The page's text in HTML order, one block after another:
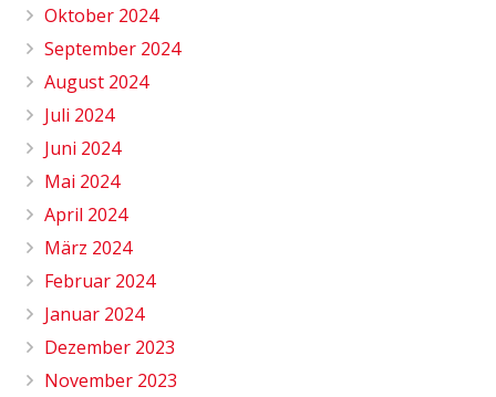
Oktober 2024
September 2024
August 2024
Juli 2024
Juni 2024
Mai 2024
April 2024
März 2024
Februar 2024
Januar 2024
Dezember 2023
November 2023